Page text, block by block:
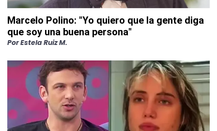
Marcelo Polino: "Yo quiero que la gente diga
que soy una buena persona"
PorEstela Ruiz M.